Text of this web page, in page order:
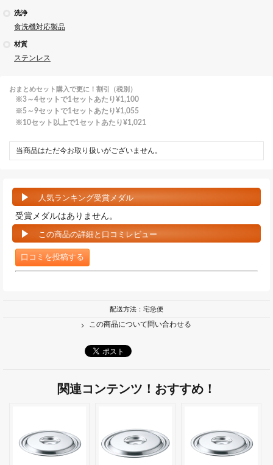
洗浄
食洗機対応製品
材質
ステンレス
おまとめセット購入で更に！割引（税別）
3～4セットで1セットあたり¥1,100
5～9セットで1セットあたり¥1,055
10セット以上で1セットあたり¥1,021
当商品はただ今お取り扱いがございません。
人気ランキング受賞メダル
受賞メダルはありません。
この商品の詳細と口コミレビュー
口コミを投稿する
配送方法：宅急便
この商品について問い合わせる
関連コンテンツ！おすすめ！